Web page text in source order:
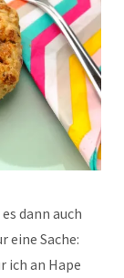
dann auch
eine Sache:
ich an Hape